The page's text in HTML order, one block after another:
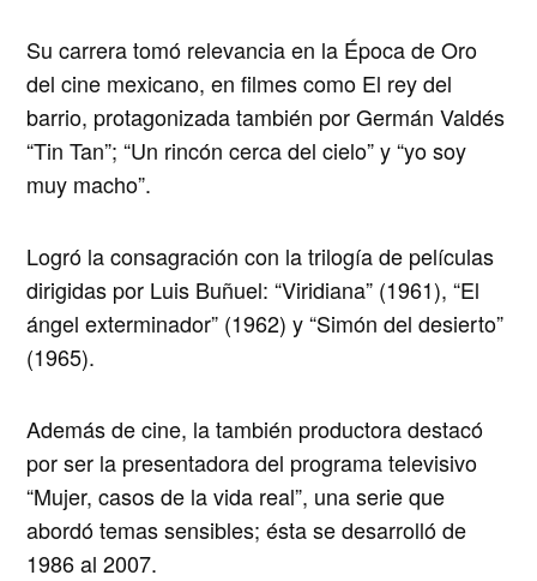
Su carrera tomó relevancia en la Época de Oro
del cine mexicano, en filmes como El rey del
barrio, protagonizada también por Germán Valdés
“Tin Tan”; “Un rincón cerca del cielo” y “yo soy
muy macho”.
Logró la consagración con la trilogía de películas
dirigidas por Luis Buñuel: “Viridiana” (1961), “El
ángel exterminador” (1962) y “Simón del desierto”
(1965).
Además de cine, la también productora destacó
por ser la presentadora del programa televisivo
“Mujer, casos de la vida real”, una serie que
abordó temas sensibles; ésta se desarrolló de
1986 al 2007.